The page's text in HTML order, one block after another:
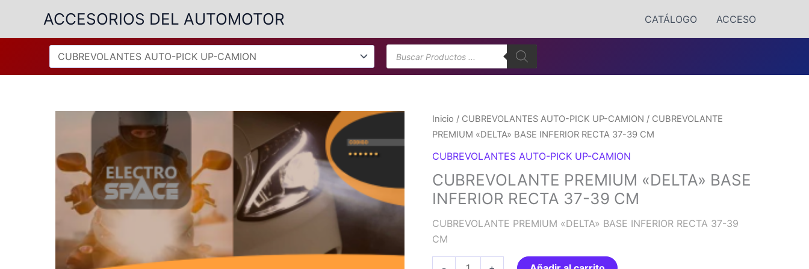
contenido
ACCESORIOS DEL AUTOMOTOR CATÁLOGO ACCESO
Búsqueda
de
productos
Inicio / CUBREVOLANTES AUTO-PICK UP-CAMION / CUBREVOLANTE
PREMIUM «DELTA» BASE INFERIOR RECTA 37-39 CM
CUBREVOLANTES AUTO-PICK UP-CAMION
CUBREVOLANTE PREMIUM «DELTA» BASE
INFERIOR RECTA 37-39 CM
CUBREVOLANTE PREMIUM «DELTA» BASE INFERIOR RECTA 37-39
CM
CUBREVOLANTE